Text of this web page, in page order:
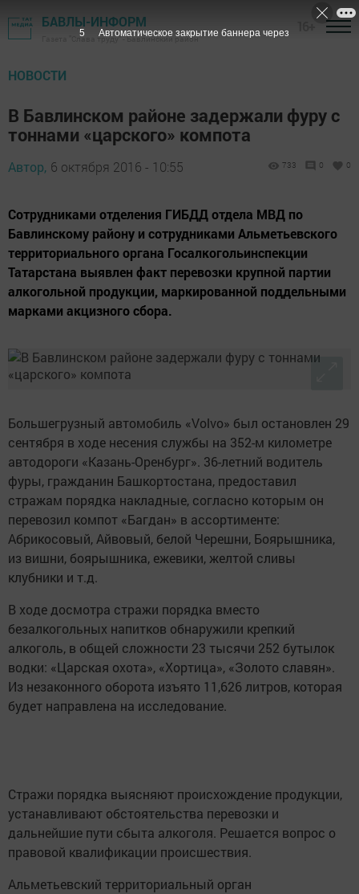
БАВЛЫ-ИНФОРМ
Газета "Слава труду" - Бавлинский район
НОВОСТИ
В Бавлинском районе задержали фуру с
тоннами «царского» компота
Автор, 6 октября 2016 - 10:55 733 0 0
Сотрудниками отделения ГИБДД отдела МВД по
Бавлинскому району и сотрудниками Альметьевского
территориального органа Госалкогольинспекции
Татарстана выявлен факт перевозки крупной партии
алкогольной продукции, маркированной поддельными
марками акцизного сбора.
Большегрузный автомобиль «Volvo» был остановлен 29
сентября в ходе несения службы на 352-м километре
автодороги «Казань-Оренбург». 36-летний водитель
фуры, гражданин Башкортостана, предоставил
стражам порядка накладные, согласно которым он
перевозил компот «Багдан» в ассортименте:
Абрикосовый, Айвовый, белой Черешни, Боярышника,
из вишни, боярышника, ежевики, желтой сливы
клубники и т.д.
В ходе досмотра стражи порядка вместо
безалкогольных напитков обнаружили крепкий
алкоголь, в общей сложности 23 тысячи 252 бутылок
водки: «Царская охота», «Хортица», «Золото славян».
Из незаконного оборота изъято 11,626 литров, которая
будет направлена на исследование.
Стражи порядка выясняют происхождение продукции,
устанавливают обстоятельства перевозки и
дальнейшие пути сбыта алкоголя. Решается вопрос о
правовой квалификации происшествия.
Альметьевский территориальный орган
4 Автоматическое закрытие баннера через